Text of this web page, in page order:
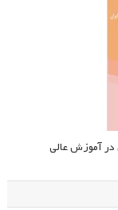
در آموزش عالی